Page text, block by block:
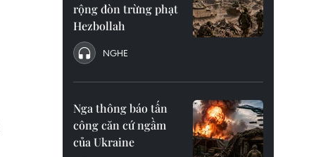
rộng đòn trừng phạt
Hezbollah
NGHE
Nga thông báo tấn
công căn cứ ngầm
của Ukraine